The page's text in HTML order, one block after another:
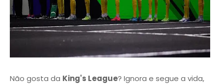
Não gosta da King's League? Ignora e segue a vida,